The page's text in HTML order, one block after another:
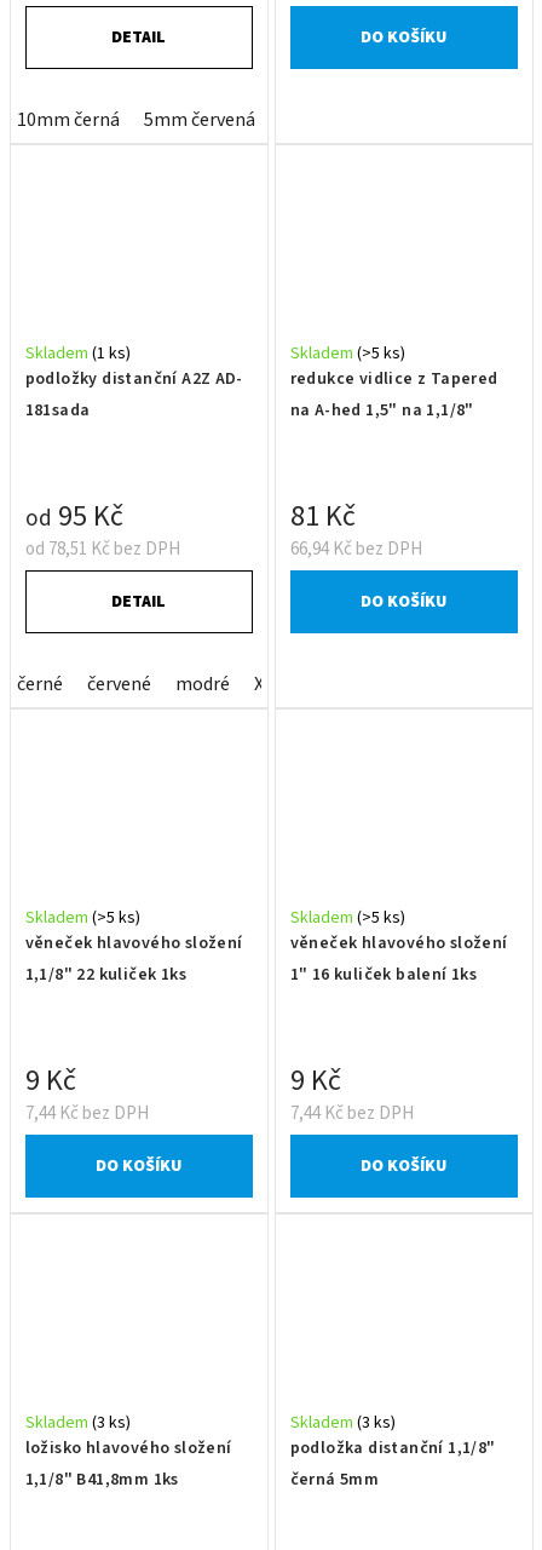
DETAIL
10mm černá 5mm červená
DO KOŠÍKU
podložky distanční A2Z AD-
181sada
Skladem (1 ks)
od 78,51 Kč bez DPH
od 95 Kč
DETAIL
černé červené modré XTR
redukce vidlice z Tapered
na A-hed 1,5" na 1,1/8"
Skladem (>5 ks)
66,94 Kč bez DPH
81 Kč
DO KOŠÍKU
věneček hlavového složení
1,1/8" 22 kuliček 1ks
Skladem (>5 ks)
7,44 Kč bez DPH
9 Kč
DO KOŠÍKU
věneček hlavového složení
1" 16 kuliček balení 1ks
Skladem (>5 ks)
7,44 Kč bez DPH
9 Kč
DO KOŠÍKU
ložisko hlavového složení
1,1/8" B41,8mm 1ks
Skladem (3 ks)
podložka distanční 1,1/8"
černá 5mm
Skladem (3 ks)